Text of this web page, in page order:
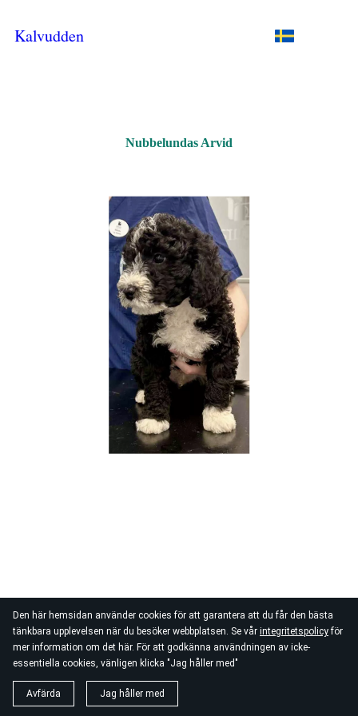
Den här hemsidan använder cookies för att garantera att du får den bästa
tänkbara upplevelsen när du besöker webbplatsen. Se vår integritetspolicyför
mer information om det här. För att godkänna användningen av icke-
essentiella cookies, vänligen klicka "Jag håller med"
Avfärda Jag håller med
Kalvudden
Nubbelundas Arvid